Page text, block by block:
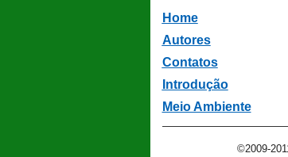
Home
Autores
Contatos
Introdução
Meio Ambiente
©2009-